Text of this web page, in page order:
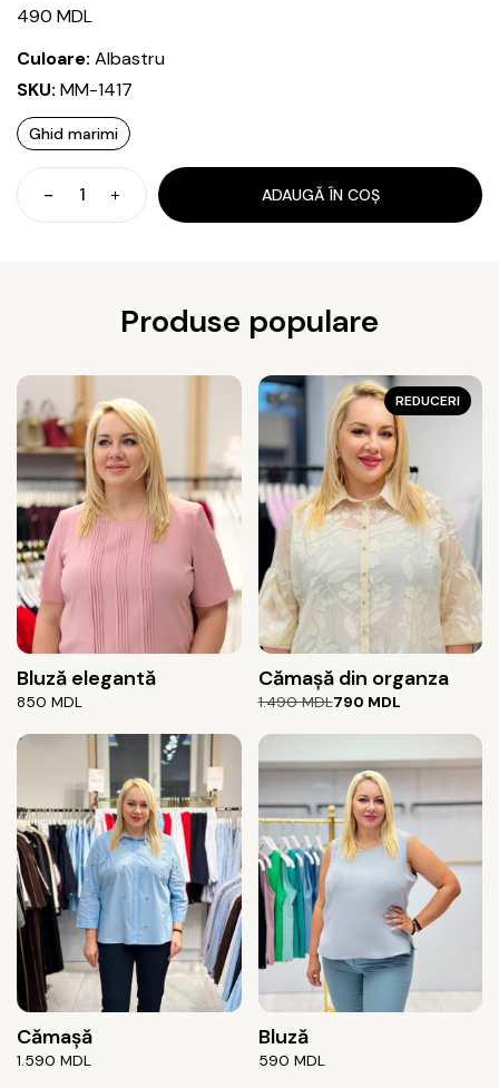
490 MDL
Culoare: Albastru
SKU: MM-1417
Ghid marimi
Cantitate
Bluză
ADAUGĂ ÎN COȘ
Produse populare
Bluză elegantă
850 MDL
REDUCERI
Cămașă din organza
1.490MDL
Prețul
a
fost:
1.490 MDL.
790 MDL
Prețul
este:
790 MDL.
Cămașă
1.590 MDL
Bluză
590 MDL